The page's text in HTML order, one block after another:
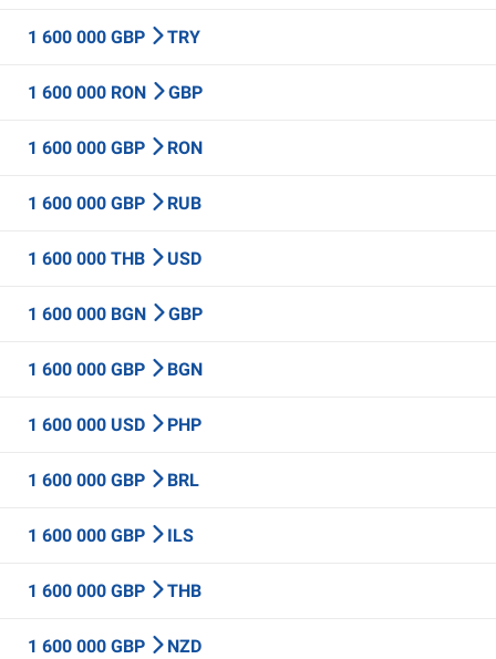
1 600 000 GBP TRY
1 600 000 RON GBP
1 600 000 GBP RON
1 600 000 GBP RUB
1 600 000 THB USD
1 600 000 BGN GBP
1 600 000 GBP BGN
1 600 000 USD PHP
1 600 000 GBP BRL
1 600 000 GBP ILS
1 600 000 GBP THB
1 600 000 GBP NZD